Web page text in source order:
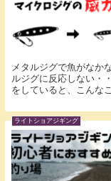
メタルジグで魚がなか
ルジグに反応しない・
をしていると、こんな
ライトショアジギング